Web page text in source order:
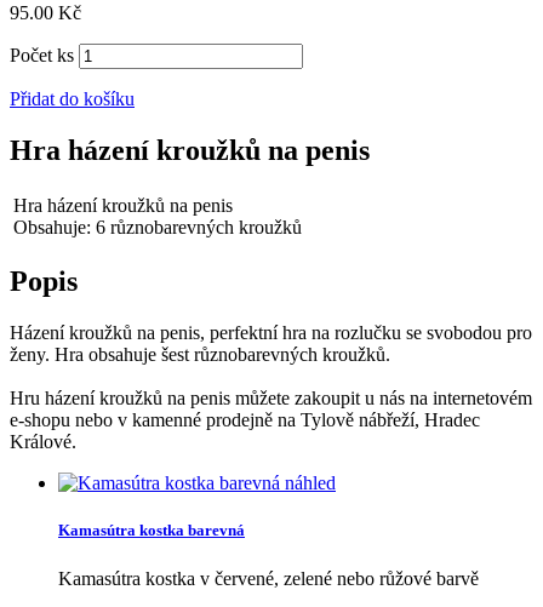
95.00 Kč
Počet ks
Přidat do košíku
Hra házení kroužků na penis
Hra házení kroužků na penis
Obsahuje: 6 různobarevných kroužků
Popis
Házení kroužků na penis, perfektní hra na rozlučku se svobodou pro
ženy. Hra obsahuje šest různobarevných kroužků.
Hru házení kroužků na penis můžete zakoupit u nás na internetovém
e-shopu nebo v kamenné prodejně na Tylově nábřeží, Hradec
Králové.
náhled
Kamasútra kostka barevná
Kamasútra kostka v červené, zelené nebo růžové barvě